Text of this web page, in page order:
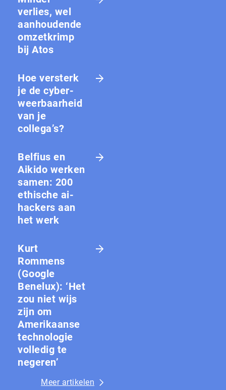
verlies, wel
aanhoudende
omzetkrimp
bij Atos
Hoe versterk
je de cy­ber­
weer­baar­heid
van je
collega’s?
Belfius en
Aikido werken
samen: 200
ethische ai-
hackers aan
het werk
Kurt
Rommens
(Google
Benelux): ‘Het
zou niet wijs
zijn om
Amerikaanse
technologie
volledig te
negeren’
Meer artikelen